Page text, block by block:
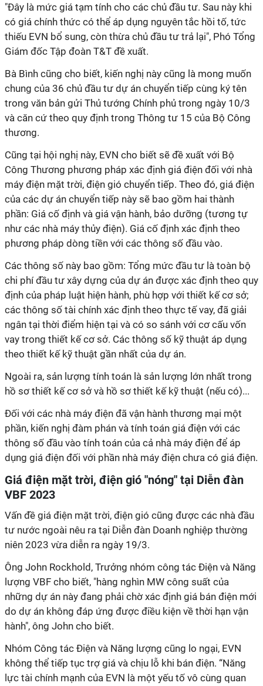
"Đây là mức giá tạm tính cho các chủ đầu tư. Sau này khi
có giá chính thức có thể áp dụng nguyên tắc hồi tố, tức
thiếu EVN bổ sung, còn thừa chủ đầu tư trả lại", Phó Tổng
Giám đốc Tập đoàn T&T đề xuất.
Bà Bình cũng cho biết, kiến nghị này cũng là mong muốn
chung của 36 chủ đầu tư dự án chuyển tiếp cùng ký tên
trong văn bản gửi Thủ tướng Chính phủ trong ngày 10/3
và căn cứ theo quy định trong Thông tư 15 của Bộ Công
thương.
Cũng tại hội nghị này, EVN cho biết sẽ đề xuất với Bộ
Công Thương phương pháp xác định giá điện đối với nhà
máy điện mặt trời, điện gió chuyển tiếp. Theo đó, giá điện
của các dự án chuyển tiếp này sẽ bao gồm hai thành
phần: Giá cố định và giá vận hành, bảo dưỡng (tương tự
như các nhà máy thủy điện). Giá cố định xác định theo
phương pháp dòng tiền với các thông số đầu vào.
Các thông số này bao gồm: Tổng mức đầu tư là toàn bộ
chi phí đầu tư xây dựng của dự án được xác định theo quy
định của pháp luật hiện hành, phù hợp với thiết kế cơ sở;
các thông số tài chính xác định theo thực tế vay, đã giải
ngân tại thời điểm hiện tại và có so sánh với cơ cấu vốn
vay trong thiết kế cơ sở. Các thông số kỹ thuật áp dụng
theo thiết kế kỹ thuật gần nhất của dự án.
Ngoài ra, sản lượng tính toán là sản lượng lớn nhất trong
hồ sơ thiết kế cơ sở và hồ sơ thiết kế kỹ thuật (nếu có)...
Đối với các nhà máy điện đã vận hành thương mại một
phần, kiến nghị đàm phán và tính toán giá điện với các
thông số đầu vào tính toán của cả nhà máy điện để áp
dụng giá điện đối với phần nhà máy điện chưa có giá điện.
Giá điện mặt trời, điện gió "nóng" tại Diễn đàn
VBF 2023
Vấn đề giá điện mặt trời, điện gió cũng được các nhà đầu
tư nước ngoài nêu ra tại Diễn đàn Doanh nghiệp thường
niên 2023 vừa diễn ra ngày 19/3.
Ông John Rockhold, Trưởng nhóm công tác Điện và Năng
lượng VBF cho biết, "hàng nghìn MW công suất của
những dự án này đang phải chờ xác định giá bán điện mới
do dự án không đáp ứng được điều kiện về thời hạn vận
hành", ông John cho biết.
Nhóm Công tác Điện và Năng lượng cũng lo ngại, EVN
không thể tiếp tục trợ giá và chịu lỗ khi bán điện. “Năng
lực tài chính mạnh của EVN là một yếu tố vô cùng quan